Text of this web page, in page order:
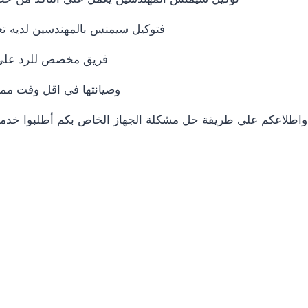
فتوكيل سيمنس بالمهندسين لديه
فريق مخصص للرد علي كافة اسئلتكم علي مدار
وصيانتها في اقل وقت
واطلاعكم علي طريقة حل مشكلة الجهاز الخاص بكم أطلبوا